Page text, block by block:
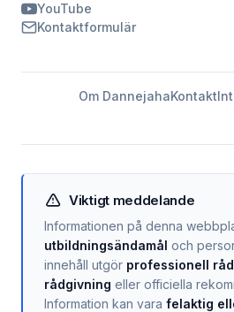
YouTube
Kontaktformulär
Om DannejahaKontakt
Viktigt meddelande
Informationen på denna
utbildningsändamål och
innehåll utgör professionell
rådgivning eller officiella
Information kan vara felaktig